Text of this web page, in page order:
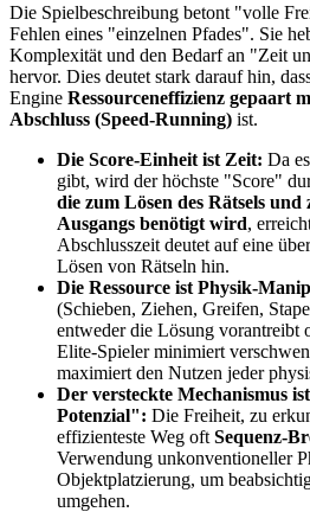
Die Spielbeschreibung betont "volle
Fehlen eines "einzelnen Pfades". Sie
Komplexität und den Bedarf an "Zeit
hervor. Dies deutet stark darauf hin,
Engine Ressourceneffizienz gepaart
Abschluss (Speed-Running) ist.
Die Score-Einheit ist Zeit: Da
gibt, wird der höchste "Score"
die zum Lösen des Rätsels
Ausgangs benötigt wird,
Abschlusszeit deutet auf eine
Lösen von Rätseln hin.
Die Ressource ist Physik-
(Schieben, Ziehen, Greifen,
entweder die Lösung vorantreibt
Elite-Spieler minimiert
maximiert den Nutzen jeder
Der versteckte Mechanismus
Potenzial": Die Freiheit, zu
effizienteste Weg oft Sequenz-
Verwendung unkonventioneller
Objektplatzierung, um
umgehen.